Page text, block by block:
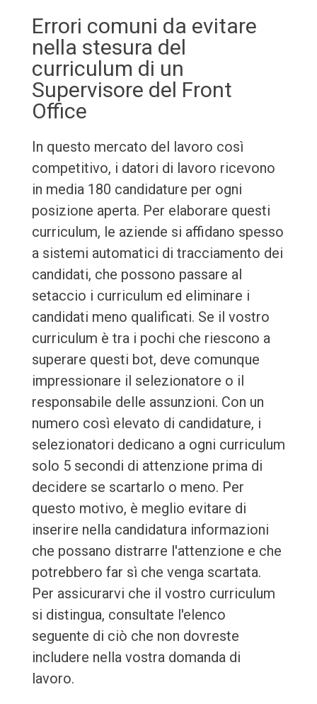
Errori comuni da evitare
nella stesura del
curriculum di un
Supervisore del Front
Office
In questo mercato del lavoro così
competitivo, i datori di lavoro ricevono
in media 180 candidature per ogni
posizione aperta. Per elaborare questi
curriculum, le aziende si affidano spesso
a sistemi automatici di tracciamento dei
candidati, che possono passare al
setaccio i curriculum ed eliminare i
candidati meno qualificati. Se il vostro
curriculum è tra i pochi che riescono a
superare questi bot, deve comunque
impressionare il selezionatore o il
responsabile delle assunzioni. Con un
numero così elevato di candidature, i
selezionatori dedicano a ogni curriculum
solo 5 secondi di attenzione prima di
decidere se scartarlo o meno. Per
questo motivo, è meglio evitare di
inserire nella candidatura informazioni
che possano distrarre l'attenzione e che
potrebbero far sì che venga scartata.
Per assicurarvi che il vostro curriculum
si distingua, consultate l'elenco
seguente di ciò che non dovreste
includere nella vostra domanda di
lavoro.